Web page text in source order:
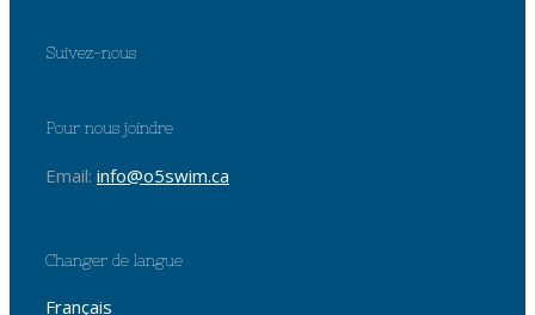
Suivez-nous
Pour nous joindre
Email: info@o5swim.ca
Changer de langue
Français